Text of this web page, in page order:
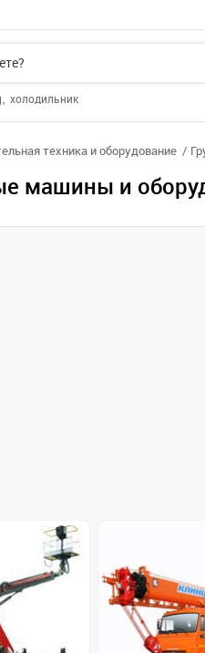
холодильник
техника и оборудование
машины и